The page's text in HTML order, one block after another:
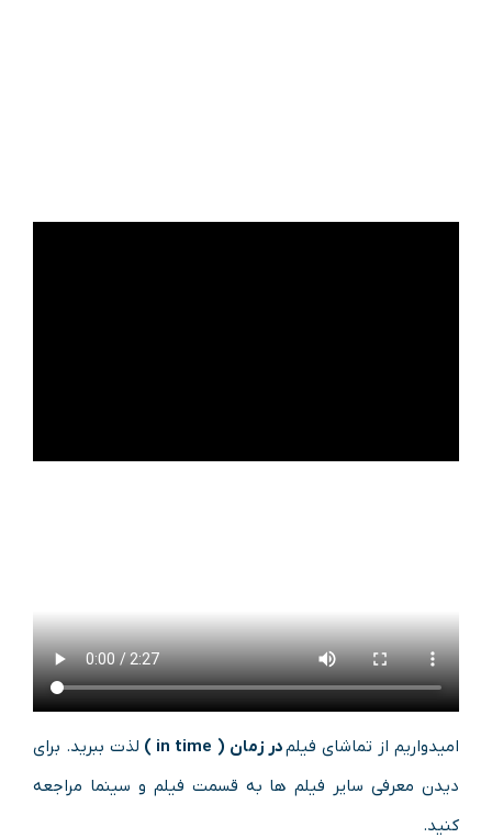
امیدواریم از تماشای فیلمدر زمان ( in time
) لذت ببرید. برای
دیدن معرفی سایر فیلم ها به قسمت فیلم و سینما مراجعه
کنید.